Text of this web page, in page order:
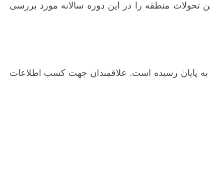
از فعالان داخلی و خارجی حوزه بین الملل در کلاس ها و کارگاه های فشرده 5 روزه آخرین تحولات منطقه را در این دوره سالانه مورد بررسی
پایان رسیده است. علاقمندان جهت کسب اطلاعات